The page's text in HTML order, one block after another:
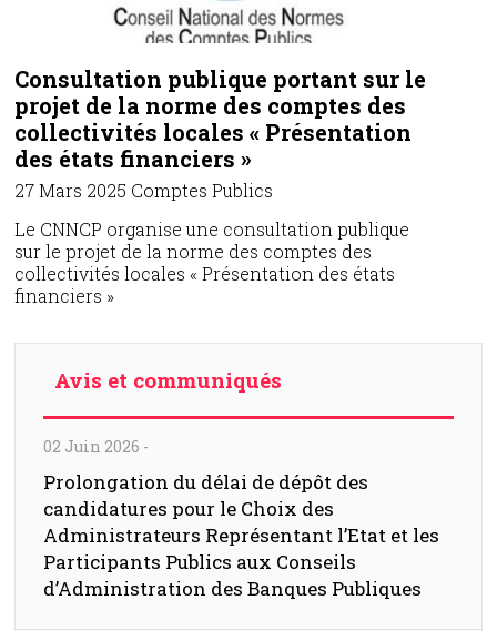
Consultation publique portant sur le
projet de la norme des comptes des
collectivités locales « Présentation
des états financiers »
27 Mars 2025 Comptes Publics
Le CNNCP organise une consultation publique
sur le projet de la norme des comptes des
collectivités locales « Présentation des états
financiers »
Avis et communiqués
02 Juin 2026 -
Prolongation du délai de dépôt des
candidatures pour le Choix des
Administrateurs Représentant l’Etat et les
Participants Publics aux Conseils
d’Administration des Banques Publiques